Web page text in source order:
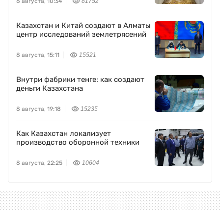
Казахстан и Китай создают в Алматы
центр исследований землетрясений
8 августа, 15:11 15521
Внутри фабрики тенге: как создают
деньги Казахстана
8 августа, 19:18 15235
Как Казахстан локализует
производство оборонной техники
8 августа, 22:25 10604